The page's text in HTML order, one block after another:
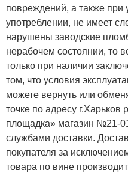
повреждений, а также при
употреблении, не имеет
нарушены заводские
нерабочем состоянии, то
только при наличии
том, что условия
можете вернуть или
точке по адресу
площадка» магазин №21-
службами доставки.
покупателя за
товара по вине